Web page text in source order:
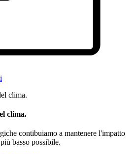
clima.
contibuiamo a mantenere l'impatto
basso possibile.